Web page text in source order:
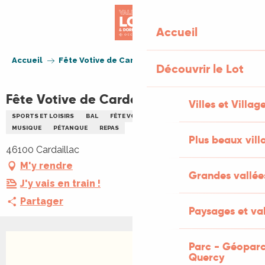
Accueil
Découvrir le Lot
Villes et
Plus beaux
Grandes
Paysages et
Parc -
Quercy
Accueil Fête Votive de Cardaillac
Fête Votive de Cardaillac
SPORTS ET LOISIRS BAL FÊTE VOTIVE
MUSIQUE
PÉTANQUE REPAS
46100 Cardaillac
M'y rendre
J'y vais en train !
Partager